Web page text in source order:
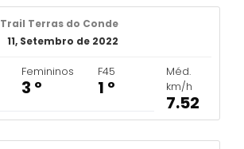
Trail Terras do Conde
11, Setembro de 2022
Femininos
3 º
F45
1 º
Méd.
km/h
7.52